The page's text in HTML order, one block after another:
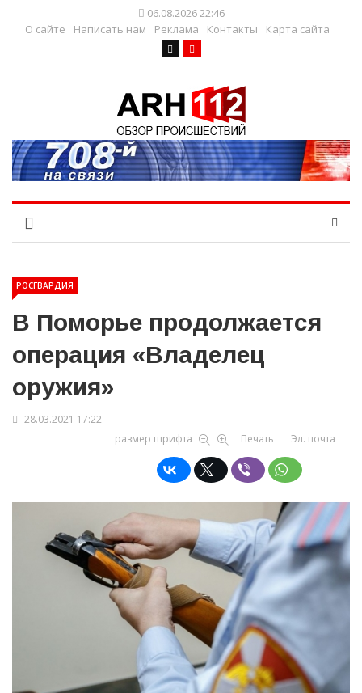
06.08.2026 22:46
О сайте
Написать нам Реклама Контакты Карта сайта
РОСГВАРДИЯ
В Поморье продолжается
операция «Владелец
оружия»
28.03.2021 17:22
размер шрифта
Печать Эл. почта